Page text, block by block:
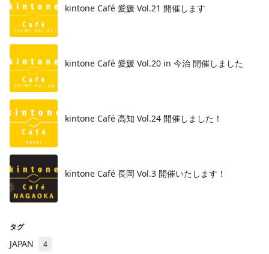
kintone Café 愛媛 Vol.21 開催します
kintone Café 愛媛 Vol.20 in 今治 開催しました
kintone Café 高知 Vol.24 開催しました！
kintone Café 長岡 Vol.3 開催いたします！
タグ
JAPAN 4